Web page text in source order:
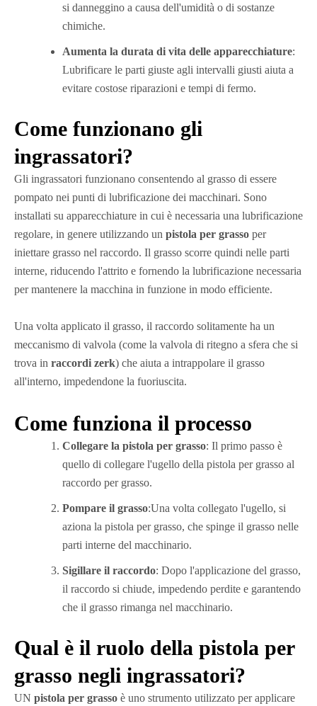
si danneggino a causa dell'umidità o di sostanze
chimiche.
Aumenta la durata di vita delle apparecchiature:
Lubrificare le parti giuste agli intervalli giusti aiuta a
evitare costose riparazioni e tempi di fermo.
Come funzionano gli
ingrassatori?
Gli ingrassatori funzionano consentendo al grasso di essere
pompato nei punti di lubrificazione dei macchinari. Sono
installati su apparecchiature in cui è necessaria una lubrificazione
regolare, in genere utilizzando un pistola per grasso per
iniettare grasso nel raccordo. Il grasso scorre quindi nelle parti
interne, riducendo l'attrito e fornendo la lubrificazione necessaria
per mantenere la macchina in funzione in modo efficiente.
Una volta applicato il grasso, il raccordo solitamente ha un
meccanismo di valvola (come la valvola di ritegno a sfera che si
trova in raccordi zerk) che aiuta a intrappolare il grasso
all'interno, impedendone la fuoriuscita.
Come funziona il processo
Collegare la pistola per grasso: Il primo passo è
quello di collegare l'ugello della pistola per grasso al
raccordo per grasso.
Pompare il grasso:Una volta collegato l'ugello, si
aziona la pistola per grasso, che spinge il grasso nelle
parti interne del macchinario.
Sigillare il raccordo: Dopo l'applicazione del grasso,
il raccordo si chiude, impedendo perdite e garantendo
che il grasso rimanga nel macchinario.
Qual è il ruolo della pistola per
grasso negli ingrassatori?
UN pistola per grasso è uno strumento utilizzato per applicare